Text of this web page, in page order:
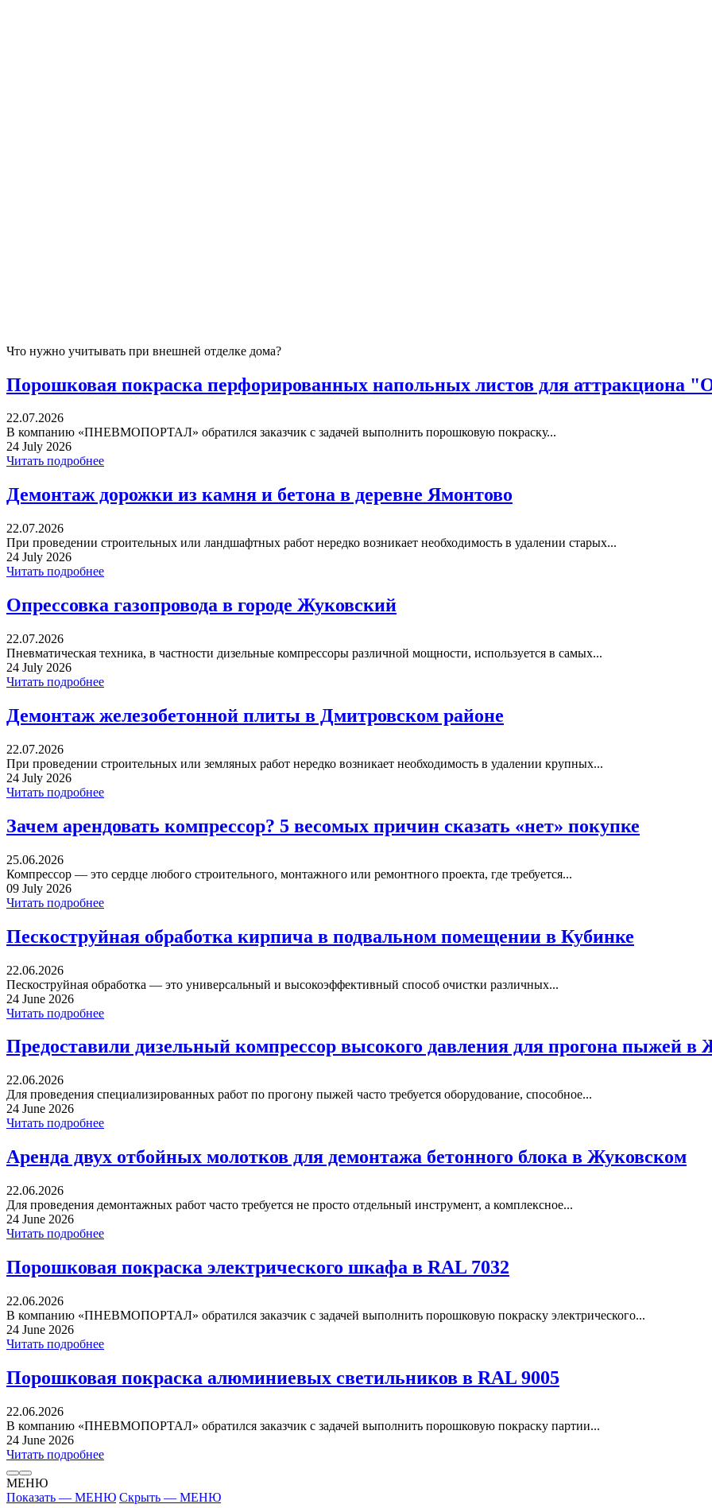
Что нужно учитывать при внешней отделке дома?
Порошковая покраска перфорированных напольных листов для аттракциона
22.07.2026
В компанию «ПНЕВМОПОРТАЛ» обратился заказчик с задачей выполнить порошковую покраску...
24 July 2026
Читать подробнее
Демонтаж дорожки из камня и бетона в деревне Ямонтово
22.07.2026
При проведении строительных или ландшафтных работ нередко возникает необходимость в удалении старых...
24 July 2026
Читать подробнее
Опрессовка газопровода в городе Жуковский
22.07.2026
Пневматическая техника, в частности дизельные компрессоры различной мощности, используется в самых...
24 July 2026
Читать подробнее
Демонтаж железобетонной плиты в Дмитровском районе
22.07.2026
При проведении строительных или земляных работ нередко возникает необходимость в удалении крупных...
24 July 2026
Читать подробнее
Зачем арендовать компрессор? 5 весомых причин сказать «нет» покупке
25.06.2026
Компрессор — это сердце любого строительного, монтажного или ремонтного проекта, где требуется...
09 July 2026
Читать подробнее
Пескоструйная обработка кирпича в подвальном помещении в Кубинке
22.06.2026
Пескоструйная обработка — это универсальный и высокоэффективный способ очистки различных...
24 June 2026
Читать подробнее
Предоставили дизельный компрессор высокого давления для прогона пыжей в
22.06.2026
Для проведения специализированных работ по прогону пыжей часто требуется оборудование, способное...
24 June 2026
Читать подробнее
Аренда двух отбойных молотков для демонтажа бетонного блока в Жуковском
22.06.2026
Для проведения демонтажных работ часто требуется не просто отдельный инструмент, а комплексное...
24 June 2026
Читать подробнее
Порошковая покраска электрического шкафа в RAL 7032
22.06.2026
В компанию «ПНЕВМОПОРТАЛ» обратился заказчик с задачей выполнить порошковую покраску электрического...
24 June 2026
Читать подробнее
Порошковая покраска алюминиевых светильников в RAL 9005
22.06.2026
В компанию «ПНЕВМОПОРТАЛ» обратился заказчик с задачей выполнить порошковую покраску партии...
24 June 2026
Читать подробнее
МЕНЮ
Показать — МЕНЮ Скрыть — МЕНЮ